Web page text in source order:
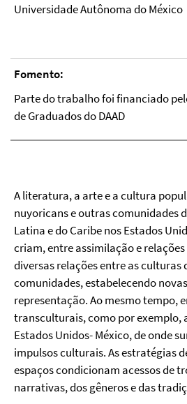
Universidade Autônoma do México
Fomento:
Parte do trabalho foi financiado
de Graduados do DAAD
A literatura, a arte e a cultura
nuyoricans e outras comunidades
Latina e do Caribe nos Estados
criam, entre assimilação e
diversas relações entre as culturas
comunidades, estabelecendo
representação. Ao mesmo tempo,
transculturais, como por exemplo,
Estados Unidos- México, de onde
impulsos culturais. As estratégias
espaços condicionam acessos de
narrativas, dos gêneros e das